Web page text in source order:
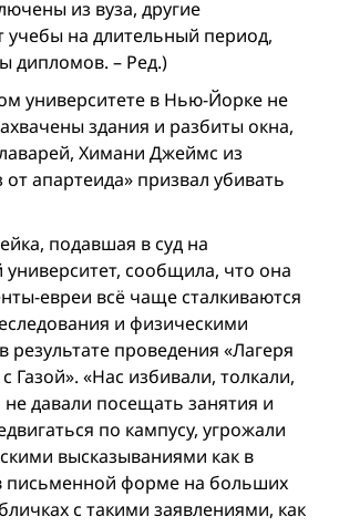
из вуза, другие
учебы на длительный период,
дипломов. – Ред.)
университете в Нью-Йорке не
здания и разбиты окна,
Химани Джеймс из
от апартеида» призвал убивать
подавшая в суд на
сообщила, что она
евреи всё чаще сталкиваются
и физическими
результате проведения «Лагеря
Газой». «Нас избивали, толкали,
не давали посещать занятия и
по кампусу, угрожали
высказываниями как в
письменной форме на больших
с такими заявлениями, как